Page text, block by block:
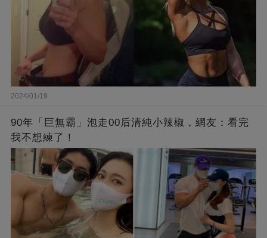
2024/01/19
90年「巨無霸」泡走00后清純小辣椒，網友：看完
我不想練了！